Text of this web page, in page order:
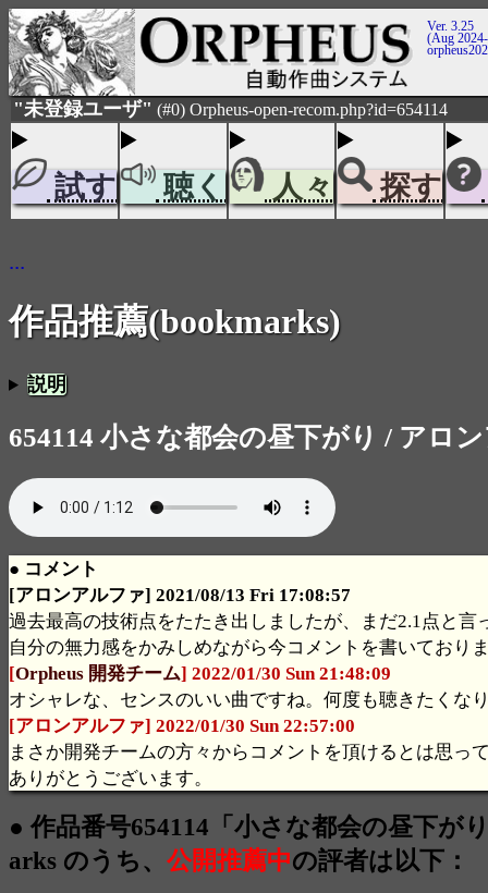
Ver. 3.25
(Aug
"未登録ユーザ" (#0) Orpheus-open-recom.php?id=654114
試す 聴く 人々 探す
...
作品推薦(bookmarks)
説明
654114 小さな都会の昼下がり / アロ
● コメント
[アロンアルファ] 2021/08/13 Fri 17:08:57
過去最高の技術点をたたき出しましたが、まだ2.1点と言
自分の無力感をかみしめながら今コメントを書いており
[Orpheus 開発チーム] 2022/01/30 Sun 21:48:09
オシャレな、センスのいい曲ですね。何度も聴きたくな
[アロンアルファ] 2022/01/30 Sun 22:57:00
まさか開発チームの方々からコメントを頂けるとは思っ
ありがとうございます。
● 作品番号654114「小さな都会の昼下が
arks のうち、 公開推薦中の評者は以下：